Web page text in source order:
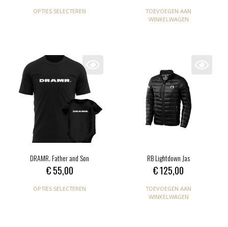
OPTIES SELECTEREN
TOEVOEGEN AAN
WINKELWAGEN
DRAMR. Father and Son
€55,00
OPTIES SELECTEREN
RB Lightdown Jas
€125,00
TOEVOEGEN AAN
WINKELWAGEN